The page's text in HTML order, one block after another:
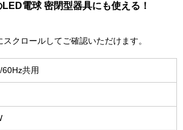
電球 密閉型器具にも使える！
クロールしてご確認いただけます。
共用